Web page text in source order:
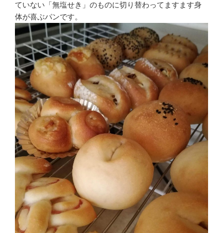
ていない「無塩せき」のものに切り替わってますます身
体が喜ぶパンです。